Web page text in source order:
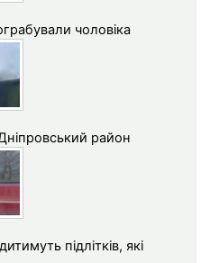
чоловіка
район
підлітків, які